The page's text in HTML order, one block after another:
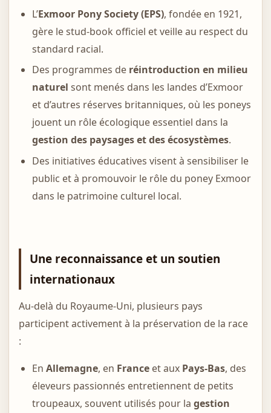
L’Exmoor Pony Society (EPS), fondée en 1921,
gère le stud-book officiel et veille au respect du
standard racial.
Des programmes de réintroduction en milieu
naturel sont menés dans les landes d’Exmoor
et d’autres réserves britanniques, où les poneys
jouent un rôle écologique essentiel dans la
gestion des paysages et des écosystèmes.
Des initiatives éducatives visent à sensibiliser le
public et à promouvoir le rôle du poney Exmoor
dans le patrimoine culturel local.
Une reconnaissance et un soutien
internationaux
Au-delà du Royaume-Uni, plusieurs pays
participent activement à la préservation de la race
:
En Allemagne, en Franceet aux Pays-Bas, des
éleveurs passionnés entretiennent de petits
troupeaux, souvent utilisés pour la gestion